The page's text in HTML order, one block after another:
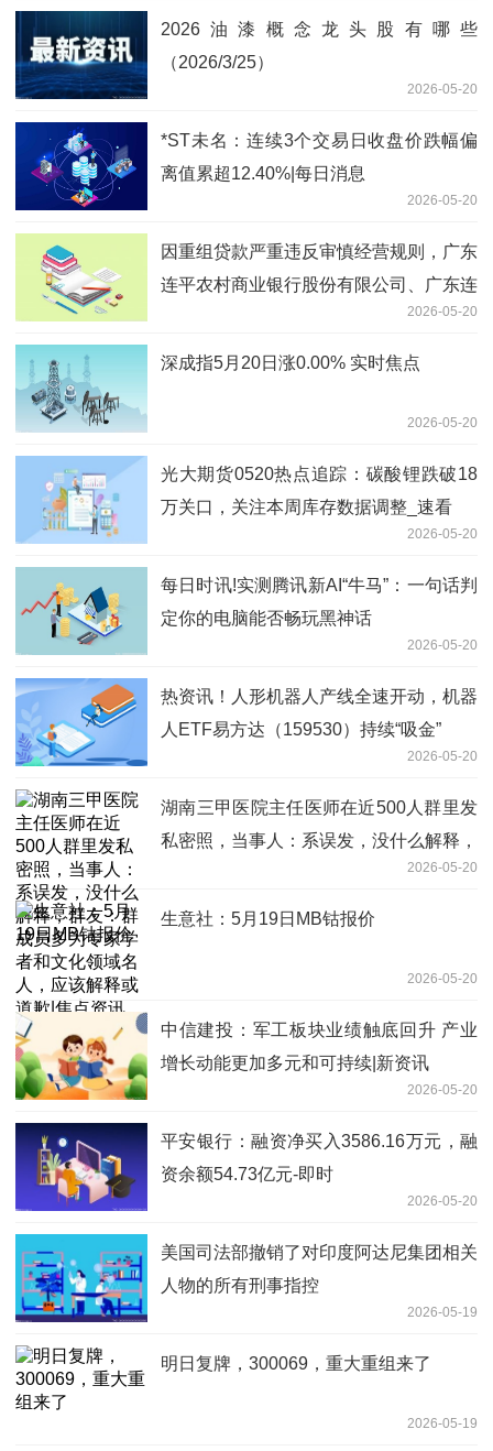
2026油漆概念龙头股有哪些
（2026/3/25）
2026-05-20
*ST未名：连续3个交易日收盘价跌幅偏
离值累超12.40%|每日消息
2026-05-20
因重组贷款严重违反审慎经营规则，广东
连平农村商业银行股份有限公司、广东连
平农村商业银行股份有限公司陂头支行及
相关责任人员被罚款30万元和20万元
2026-05-20
深成指5月20日涨0.00% 实时焦点
2026-05-20
光大期货0520热点追踪：碳酸锂跌破18
万关口，关注本周库存数据调整_速看
2026-05-20
每日时讯!实测腾讯新AI“牛马”：一句话判
定你的电脑能否畅玩黑神话
2026-05-20
热资讯！人形机器人产线全速开动，机器
人ETF易方达（159530）持续“吸金”
2026-05-20
湖南三甲医院主任医师在近500人群里发
私密照，当事人：系误发，没什么解释，
群友：群成员多为专家学者和文化领域名
人，应该解释或道歉|焦点资讯
2026-05-20
生意社：5月19日MB钴报价
2026-05-20
中信建投：军工板块业绩触底回升 产业
增长动能更加多元和可持续|新资讯
2026-05-20
平安银行：融资净买入3586.16万元，融
资余额54.73亿元-即时
2026-05-20
美国司法部撤销了对印度阿达尼集团相关
人物的所有刑事指控
2026-05-19
明日复牌，300069，重大重组来了
2026-05-19